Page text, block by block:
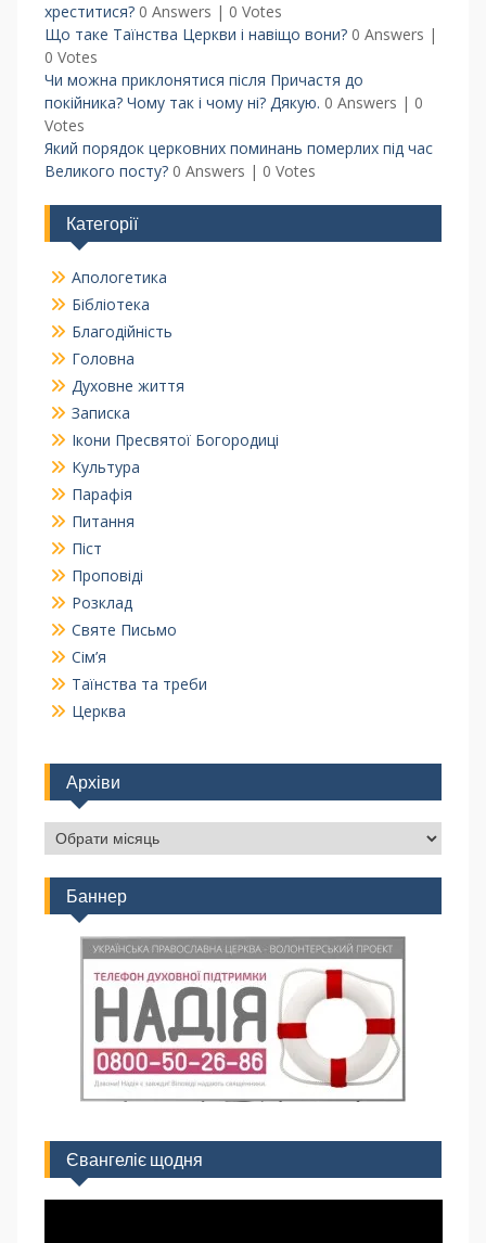
хреститися? 0 Answers | 0 Votes
Що таке Таїнства Церкви і навіщо вони? 0 Answers |
0 Votes
Чи можна приклонятися після Причастя до
покійника? Чому так і чому ні? Дякую. 0 Answers | 0
Votes
Який порядок церковних поминань померлих під час
Великого посту? 0 Answers | 0 Votes
Категорії
Апологетика
Бібліотека
Благодійність
Головна
Духовне життя
Записка
Ікони Пресвятої Богородиці
Культура
Парафія
Питання
Піст
Проповіді
Розклад
Святе Письмо
Сім’я
Таїнства та треби
Церква
Архіви
Баннер
Євангеліє щодня